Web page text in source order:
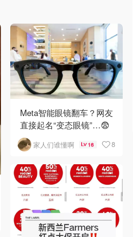
Meta智能眼镜翻车？网友
直接起名“变态眼镜”…😨
家人们谁懂啊 16 8